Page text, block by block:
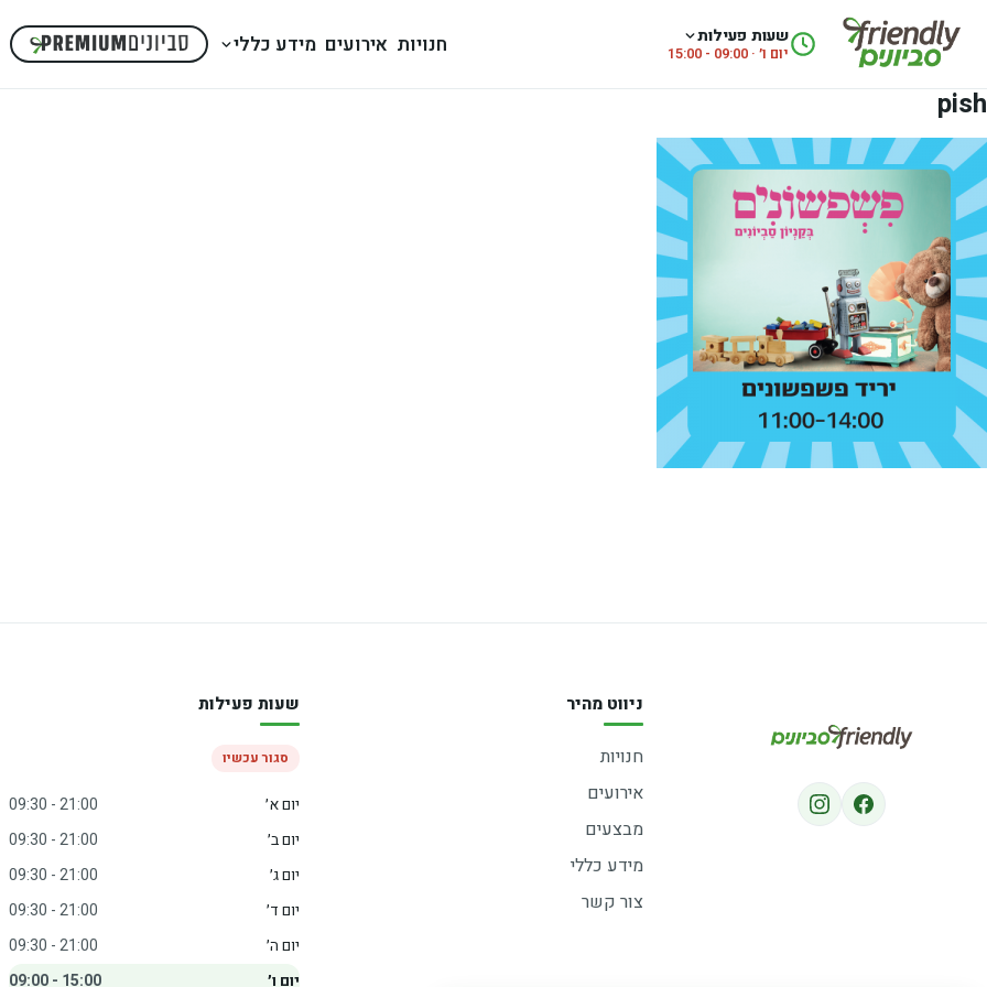
שעות פעילות
יום ו׳ · 09:00 - 15:00 חנויות אירועים מידע כללי
pish
ניווט מהיר
חנויות
אירועים
מבצעים
מידע כללי
צור קשר
שעות פעילות
סגור עכשיו
יום א׳
09:30 - 21:00
יום ב׳
09:30 - 21:00
יום ג׳
09:30 - 21:00
יום ד׳
09:30 - 21:00
יום ה׳
09:30 - 21:00
יום ו׳
09:00 - 15:00